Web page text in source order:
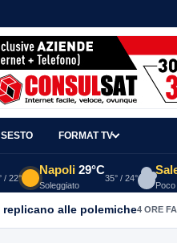
FORMAT TV
/ 22°
Napoli 29°C
Soleggiato
35° / 24°
alle polemiche4 ORE FA